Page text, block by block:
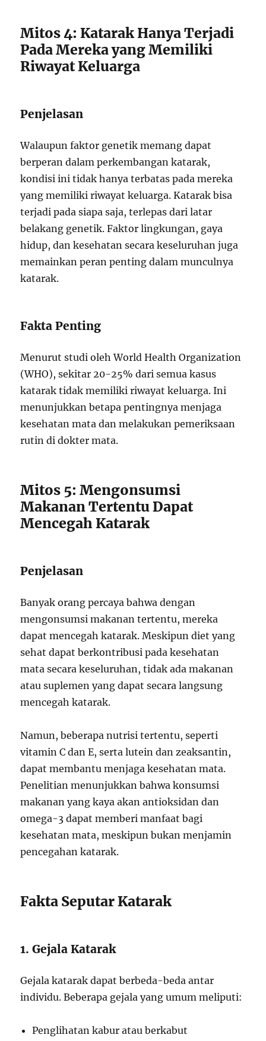
Mitos 4: Katarak Hanya Terjadi
Pada Mereka yang Memiliki
Riwayat Keluarga
Penjelasan
Walaupun faktor genetik memang dapat
berperan dalam perkembangan katarak,
kondisi ini tidak hanya terbatas pada mereka
yang memiliki riwayat keluarga. Katarak bisa
terjadi pada siapa saja, terlepas dari latar
belakang genetik. Faktor lingkungan, gaya
hidup, dan kesehatan secara keseluruhan juga
memainkan peran penting dalam munculnya
katarak.
Fakta Penting
Menurut studi oleh World Health Organization
(WHO), sekitar 20-25% dari semua kasus
katarak tidak memiliki riwayat keluarga. Ini
menunjukkan betapa pentingnya menjaga
kesehatan mata dan melakukan pemeriksaan
rutin di dokter mata.
Mitos 5: Mengonsumsi
Makanan Tertentu Dapat
Mencegah Katarak
Penjelasan
Banyak orang percaya bahwa dengan
mengonsumsi makanan tertentu, mereka
dapat mencegah katarak. Meskipun diet yang
sehat dapat berkontribusi pada kesehatan
mata secara keseluruhan, tidak ada makanan
atau suplemen yang dapat secara langsung
mencegah katarak.
Namun, beberapa nutrisi tertentu, seperti
vitamin C dan E, serta lutein dan zeaksantin,
dapat membantu menjaga kesehatan mata.
Penelitian menunjukkan bahwa konsumsi
makanan yang kaya akan antioksidan dan
omega-3 dapat memberi manfaat bagi
kesehatan mata, meskipun bukan menjamin
pencegahan katarak.
Fakta Seputar Katarak
1. Gejala Katarak
Gejala katarak dapat berbeda-beda antar
individu. Beberapa gejala yang umum meliputi:
Penglihatan kabur atau berkabut